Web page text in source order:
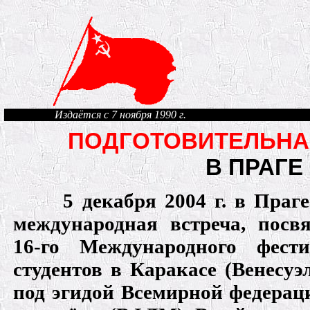
Издаётся с 7 ноября 1990 г.
В ПРАГЕ
5 декабря 2004 г. в
международная встреча,
16-го Международного
студентов в Каракасе
под эгидой Всемирной